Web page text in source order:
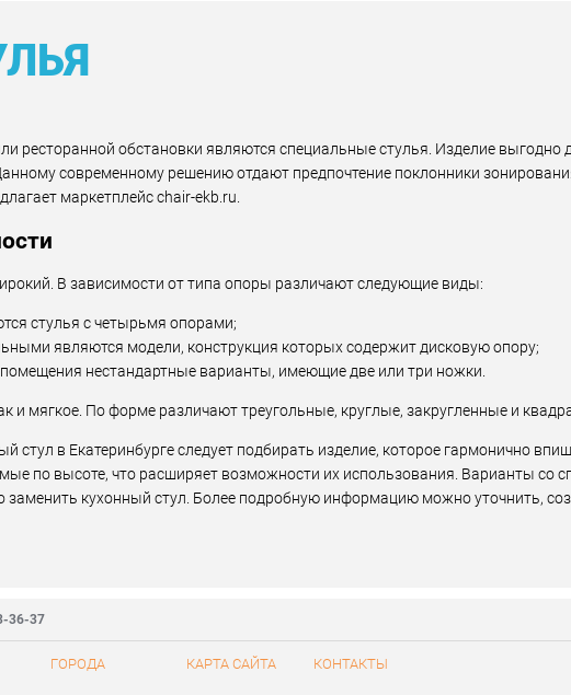
ресторанной обстановки являются специальные стулья. Изделие выгодно
современному решению отдают предпочтение поклонники
маркетплейс chair-ekb.ru.
В зависимости от типа опоры различают следующие виды:
стулья с четырьмя опорами;
являются модели, конструкция которых содержит дисковую опору;
нестандартные варианты, имеющие две или три ножки.
и мягкое. По форме различают треугольные, круглые, закругленные и
стул в Екатеринбурге следует подбирать изделие, которое гармонично
по высоте, что расширяет возможности их использования. Варианты со
заменить кухонный стул. Более подробную информацию можно уточнить,
36-37
ГОРОДА КАРТА САЙТА КОНТАКТЫ